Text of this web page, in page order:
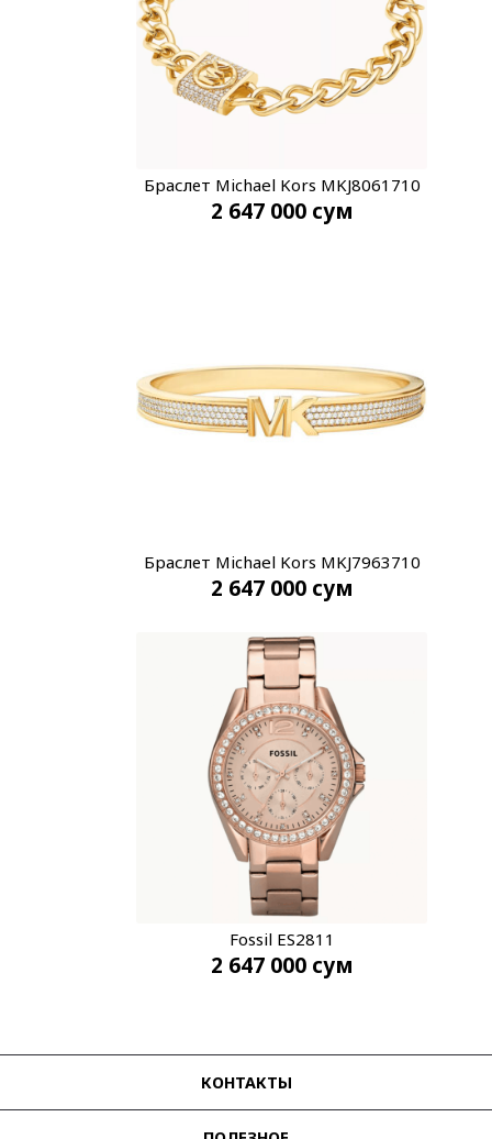
Браслет Michael Kors MKJ8061710
2 647 000 сум
Браслет Michael Kors MKJ7963710
2 647 000 сум
Fossil ES2811
2 647 000 сум
КОНТАКТЫ